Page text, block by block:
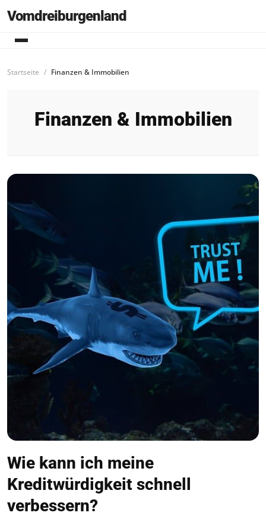
Vomdreiburgenland
Startseite Finanzen & Immobilien
Finanzen & Immobilien
Wie kann ich meine
Kreditwürdigkeit schnell
verbessern?